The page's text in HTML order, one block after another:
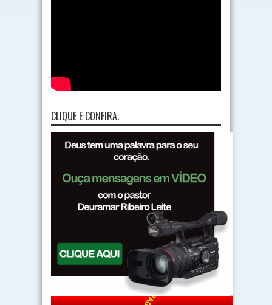
CLIQUE E CONFIRA.